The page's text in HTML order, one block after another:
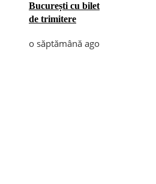
București cu bilet
de trimitere
o săptămână ago